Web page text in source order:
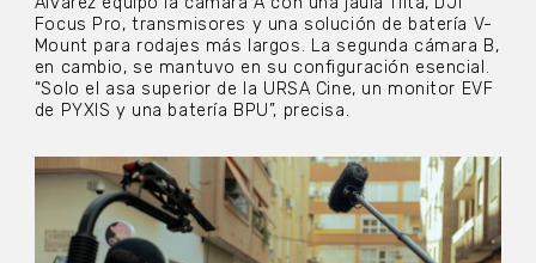
Focus Pro, transmisores y una solución de batería V-
Mount para rodajes más largos. La segunda cámara B,
en cambio, se mantuvo en su configuración esencial.
“Solo el asa superior de la URSA Cine, un monitor EVF
de PYXIS y una batería BPU”, precisa.